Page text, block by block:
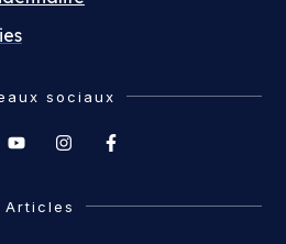
sociaux
Articles